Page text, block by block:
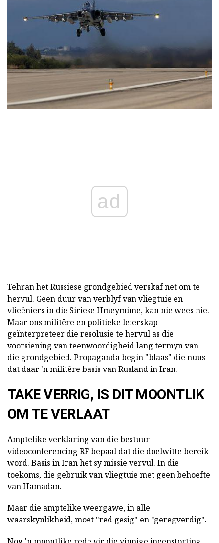
ad
Tehran het Russiese grondgebied verskaf net om te
hervul. Geen duur van verblyf van vliegtuie en
vlieëniers in die Siriese Hmeymime, kan nie wees nie.
Maar ons militêre en politieke leierskap
geïnterpreteer die resolusie te hervul as die
voorsiening van teenwoordigheid lang termyn van
die grondgebied. Propaganda begin "blaas" die nuus
dat daar 'n militêre basis van Rusland in Iran.
TAKE VERRIG, IS DIT MOONTLIK
OM TE VERLAAT
Amptelike verklaring van die bestuur
videoconferencing RF bepaal dat die doelwitte bereik
word. Basis in Iran het sy missie vervul. In die
toekoms, die gebruik van vliegtuie met geen behoefte
van Hamadan.
Maar die amptelike weergawe, in alle
waarskynlikheid, moet "red gesig" en "geregverdig".